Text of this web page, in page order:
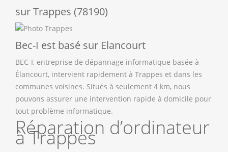
sur Trappes (78190)
Bec-I est basé sur Elancourt
BEC-I, entreprise de dépannage informatique basée à
Élancourt, intervient rapidement à Trappes et dans les
communes voisines. Situés à seulement 4 km, nous
pouvons assurer une intervention rapide à domicile pour
tout problème informatique.
Réparation d’ordinateur
à Trappes